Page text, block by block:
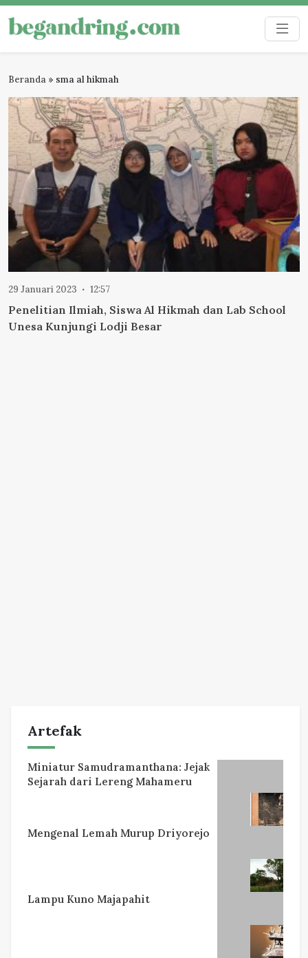
Skip
to
content
Begandring
Menjaga ingatan untuk masa depan
Beranda » sma al hikmah
29 Januari 2023 12:57
Penelitian Ilmiah, Siswa Al Hikmah dan Lab School
Unesa Kunjungi Lodji Besar
Artefak
Miniatur Samudramanthana: Jejak
Sejarah dari Lereng Mahameru
Mengenal Lemah Murup Driyorejo
Lampu Kuno Majapahit